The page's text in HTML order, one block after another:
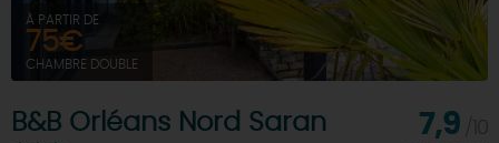
À PARTIR DE
75€
CHAMBRE DOUBLE
B&B Orléans Nord Saran 7,9